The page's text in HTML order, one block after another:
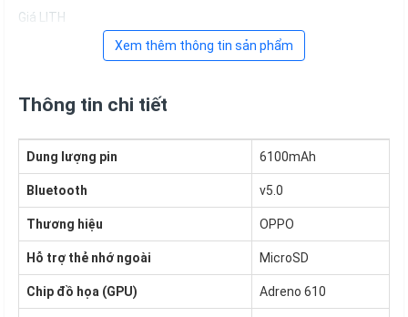
Giá LITH
Xem thêm thông tin sản phẩm
Thông tin chi tiết
Dung lượng pin 6100mAh
Bluetooth v5.0
Thương hiệu OPPO
Hỗ trợ thẻ nhớ ngoài MicroSD
Chip đồ họa (GPU) Adreno 610